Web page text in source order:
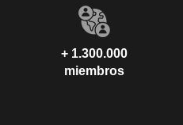
+ 1.300.000
miembros